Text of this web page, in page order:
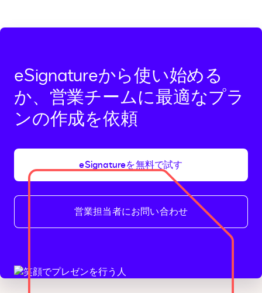
eSignatureから使い始める
か、営業チームに最適なプラ
ンの作成を依頼
eSignatureを無料で試す
営業担当者にお問い合わせ